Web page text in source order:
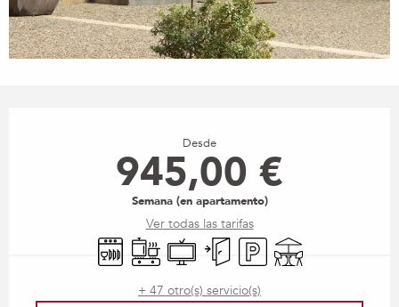
Desde
945,00 €
Semana (en apartamento)
Ver todas las tarifas
LavavajillasPlaca de cocción
TelevisiónEntrada independiente
Aparcamiento
Terraza
+ 47 otro(s) servicio(s)